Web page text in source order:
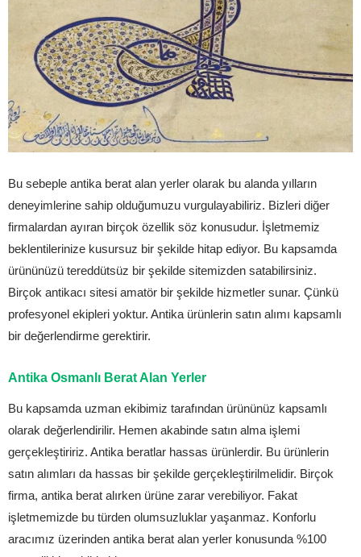
Bu sebeple antika berat alan yerler olarak bu alanda yılların
deneyimlerine sahip olduğumuzu vurgulayabiliriz. Bizleri diğer
firmalardan ayıran birçok özellik söz konusudur. İşletmemiz
beklentilerinize kusursuz bir şekilde hitap ediyor. Bu kapsamda
ürününüzü tereddütsüz bir şekilde sitemizden satabilirsiniz.
Birçok antikacı sitesi amatör bir şekilde hizmetler sunar. Çünkü
profesyonel ekipleri yoktur. Antika ürünlerin satın alımı kapsamlı
bir değerlendirme gerektirir.
Antika Osmanlı Berat Alan Yerler
Bu kapsamda uzman ekibimiz tarafından ürününüz kapsamlı
olarak değerlendirilir. Hemen akabinde satın alma işlemi
gerçekleştiririz. Antika beratlar hassas ürünlerdir. Bu ürünlerin
satın alımları da hassas bir şekilde gerçekleştirilmelidir. Birçok
firma, antika berat alırken ürüne zarar verebiliyor. Fakat
işletmemizde bu türden olumsuzluklar yaşanmaz. Konforlu
aracımız üzerinden antika berat alan yerler konusunda %100